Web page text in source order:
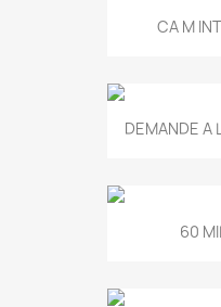
CA M
DEMANDE A
60